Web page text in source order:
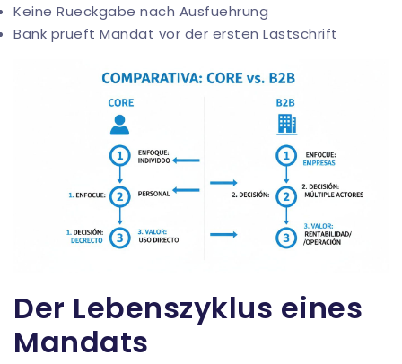
Keine Rueckgabe nach Ausfuehrung
Bank prueft Mandat vor der ersten Lastschrift
Der Lebenszyklus eines
Mandats